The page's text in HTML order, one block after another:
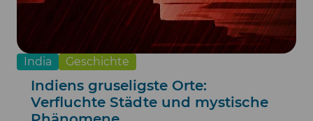
India Geschichte
Indiens gruseligste Orte:
Verfluchte Städte und mystische